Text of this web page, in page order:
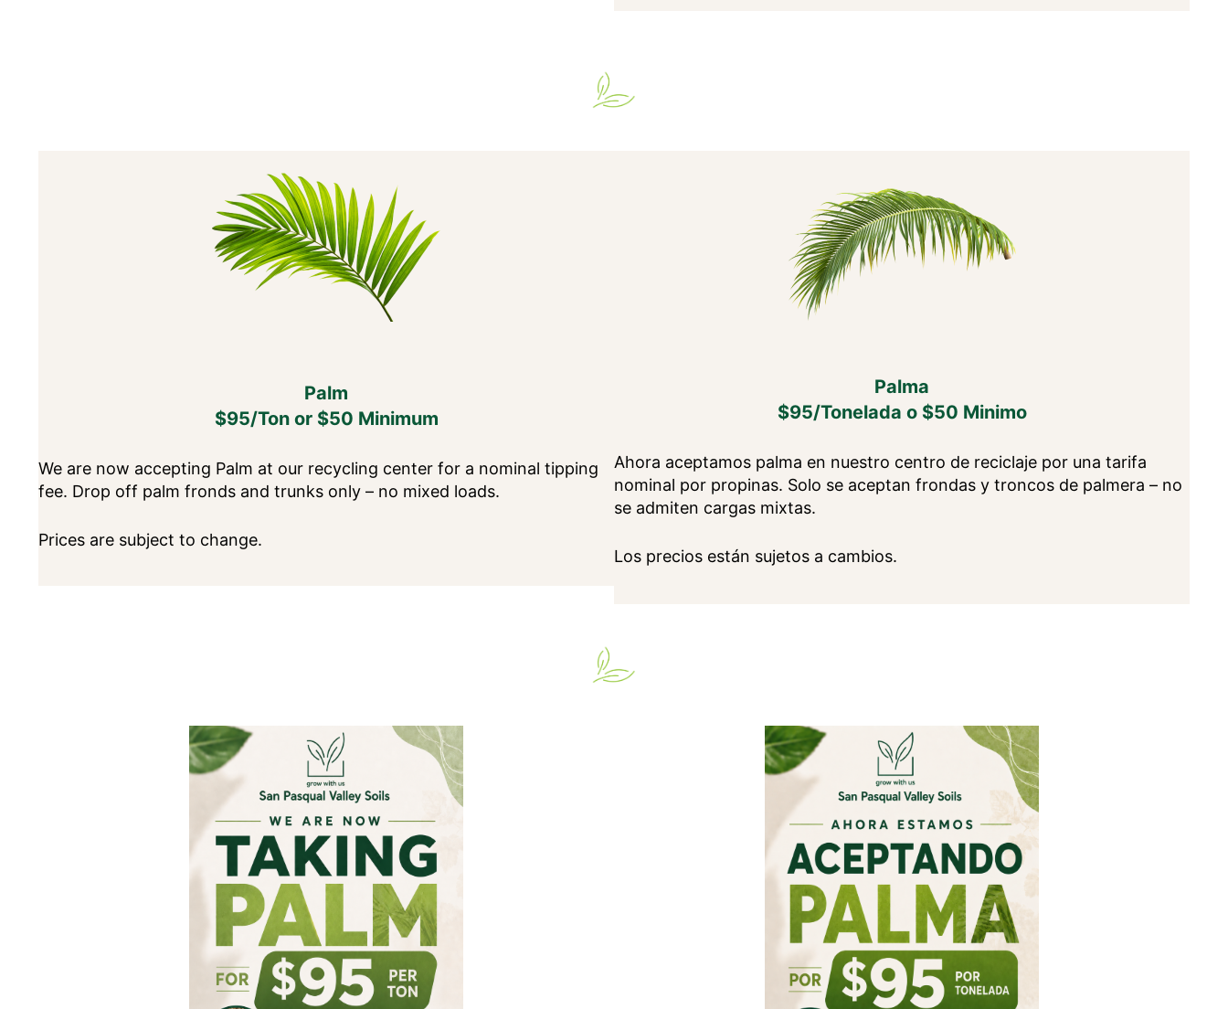
Palm
$95/Ton or $50 Minimum
We are now accepting Palm at our recycling center for a nominal tipping
fee. Drop off palm fronds and trunks only – no mixed loads.
Prices are subject to change.
Palma
$95/Tonelada o $50 Minimo
Ahora aceptamos palma en nuestro centro de reciclaje por una tarifa
nominal por propinas. Solo se aceptan frondas y troncos de palmera – no
se admiten cargas mixtas.
Los precios están sujetos a cambios.